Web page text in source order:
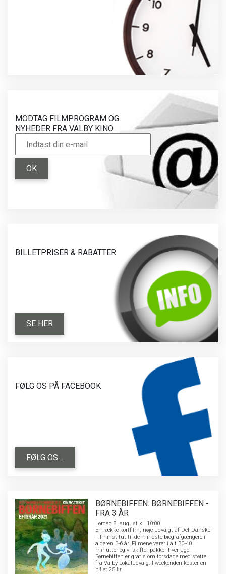
MODTAG FILMPROGRAM OG
NYHEDER FRA VALBY KINO
OK
BILLETPRISER & RABATTER
SE HER
FØLG OS PÅ FACEBOOK
FØLG OS....
BØRNEBIFFEN: BØRNEBIFFEN -
FRA 3 ÅR
Lørdag 8. august kl. 10:00
En række kortfilm, nøje udvalgt af Det Danske
Filminstitut til de mindste biografgængere i
alderen 3-6 år. Filmene varer i alt 30-40
minutter og vi skifter pakker hver uge.
Børnebiffen er gratis om torsdage med støtte
fra Valby Lokaludvalg. I weekenden koster en
billet 25 kr.